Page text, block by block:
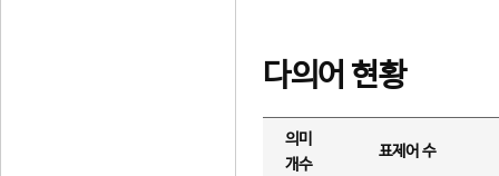
다의어 현황
의미
개수
표제어 수